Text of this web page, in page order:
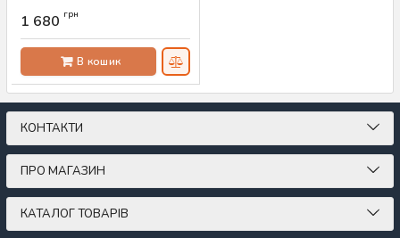
1 680 грн
В кошик
КОНТАКТИ
ПРО МАГАЗИН
КАТАЛОГ ТОВАРІВ